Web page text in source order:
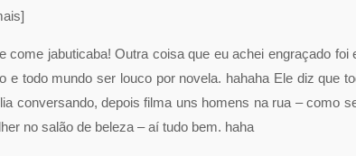
jabuticaba! Outra coisa que eu achei engraçado foi
todo mundo ser louco por novela. hahaha Ele diz que
conversando, depois filma uns homens na rua – como
no salão de beleza – aí tudo bem. haha